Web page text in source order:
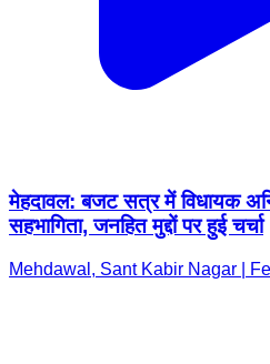
मेहदावल: बजट सत्र में विधायक
सहभागिता, जनहित मुद्दों पर हुई चर्चा